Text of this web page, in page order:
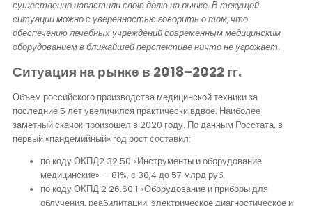
Контакты
существенно нарастили свою долю на рынке. В текущей
ситуации можно с уверенностью говорить о том, что
обеспечению лечебных учреждений современным медицинским
оборудованием в ближайшей перспективе ничто не угрожает.
Ситуация на рынке в 2018–2022 гг.
Объем российского производства медицинской техники за
последние 5 лет увеличился практически вдвое. Наиболее
заметный скачок произошел в 2020 году. По данным Росстата, в
первый «пандемийный» год рост составил:
по коду ОКПД2 32.50 «Инструменты и оборудование
медицинские» — 81%, с 38,4 до 57 млрд руб.
по коду ОКПД 2 26.60.1 «Оборудование и приборы для
облучения, реабилитации, электрическое диагностическое и